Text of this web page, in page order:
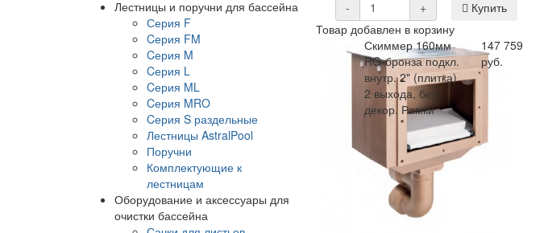
Лестницы и поручни для бассейна
Серия F
Cерия FM
Cерия M
Cерия L
Cерия ML
Cерия MRO
Cерия S раздельные
Лестницы AstralPool
Поручни
Комплектующие к
лестницам
Оборудование и аксессуары для
очистки бассейна
-
+
Купить
Товар добавлен в корзину
Скиммер 160мм
RG-бронза подкл.
внутр. 2" (плитка)
2 выхода, без
декор. Рамки
147 759
руб.